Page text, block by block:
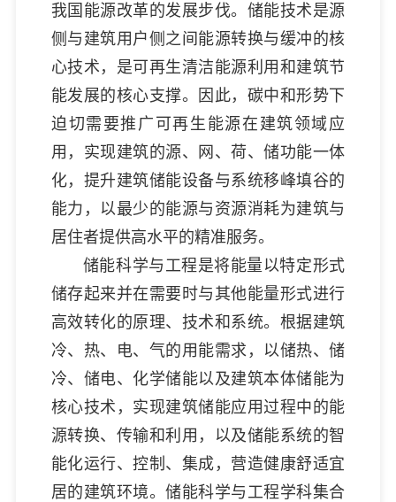
我国能源改革的发展步伐。储能技术是源
侧与建筑用户侧之间能源转换与缓冲的核
心技术，是可再生清洁能源利用和建筑节
能发展的核心支撑。因此，碳中和形势下
迫切需要推广可再生能源在建筑领域应
用，实现建筑的源、网、荷、储功能一体
化，提升建筑储能设备与系统移峰填谷的
能力，以最少的能源与资源消耗为建筑与
居住者提供高水平的精准服务。
储能科学与工程是将能量以特定形式
储存起来并在需要时与其他能量形式进行
高效转化的原理、技术和系统。根据建筑
冷、热、电、气的用能需求，以储热、储
冷、储电、化学储能以及建筑本体储能为
核心技术，实现建筑储能应用过程中的能
源转换、传输和利用，以及储能系统的智
能化运行、控制、集成，营造健康舒适宜
居的建筑环境。储能科学与工程学科集合